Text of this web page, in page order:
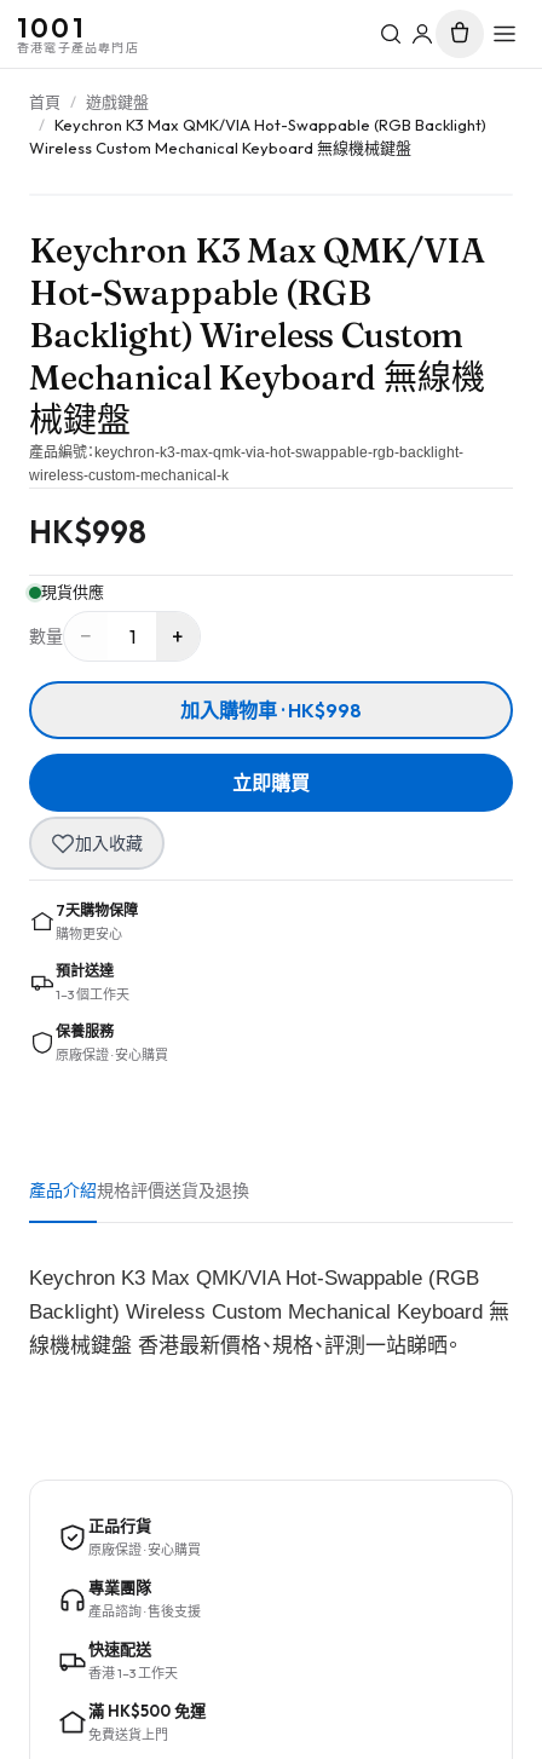
1001
香港電子產品專門店
首頁 / 遊戲鍵盤
/ Keychron K3 Max QMK/VIA Hot-Swappable (RGB Backlight)
Wireless Custom Mechanical Keyboard 無線機械鍵盤
Keychron K3 Max QMK/VIA
Hot-Swappable (RGB
Backlight) Wireless Custom
Mechanical Keyboard 無線機
械鍵盤
產品編號： keychron-k3-max-qmk-via-hot-swappable-rgb-backlight-
wireless-custom-mechanical-k
HK$998
現貨供應
數量 − 1 +
加入購物車 · HK$998
立即購買
加入收藏
7天購物保障
購物更安心
預計送達
1–3 個工作天
保養服務
原廠保證 · 安心購買
產品介紹規格評價送貨及退換
Keychron K3 Max QMK/VIA Hot-Swappable (RGB
Backlight) Wireless Custom Mechanical Keyboard 無
線機械鍵盤 香港最新價格、規格、評測一站睇晒。
正品行貨
原廠保證 · 安心購買
專業團隊
產品諮詢 · 售後支援
快速配送
香港 1–3 工作天
滿 HK$500 免運
免費送貨上門